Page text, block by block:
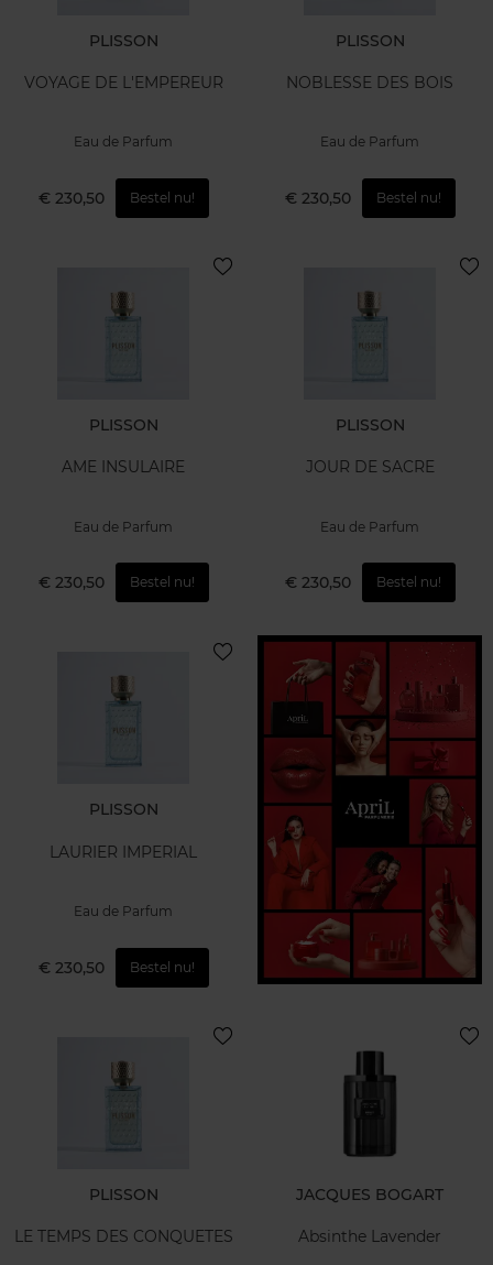
PLISSON
VOYAGE DE L'EMPEREUR
Eau de Parfum
€ 230,50 Bestel nu!
PLISSON
NOBLESSE DES BOIS
Eau de Parfum
€ 230,50 Bestel nu!
PLISSON
AME INSULAIRE
Eau de Parfum
€ 230,50 Bestel nu!
PLISSON
JOUR DE SACRE
Eau de Parfum
€ 230,50 Bestel nu!
PLISSON
LAURIER IMPERIAL
Eau de Parfum
€ 230,50 Bestel nu!
PLISSON
LE TEMPS DES CONQUETES
JACQUES BOGART
Absinthe Lavender